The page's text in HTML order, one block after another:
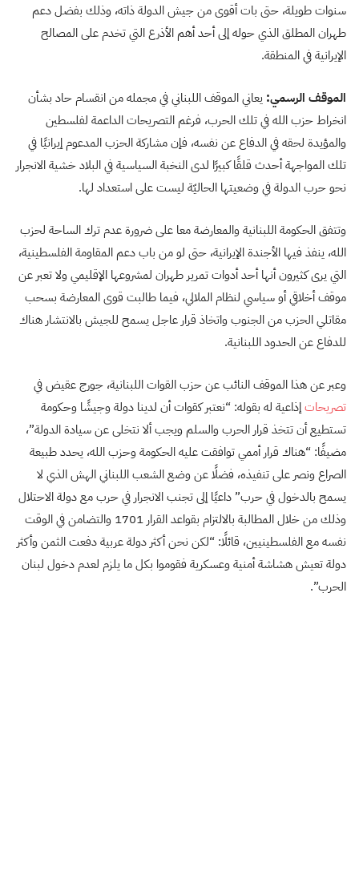
سنوات طويلة، حتى بات أقوى من جيش الدولة ذاته، وذلك بفضل دعم
طهران المطلق الذي حوله إلى أحد أهم الأذرع التي تخدم على المصالح
الإيرانية في المنطقة.
الموقف الرسمي: يعاني الموقف اللبناني في مجمله من انقسام حاد بشأن
انخراط حزب الله في تلك الحرب، فرغم التصريحات الداعمة لفلسطين
والمؤيدة لحقه في الدفاع عن نفسه، فإن مشاركة الحزب المدعوم إيرانيًا في
تلك المواجهة أحدث قلقًا كبيرًا لدى النخبة السياسية في البلاد خشية الانجرار
نحو حرب الدولة في وضعيتها الحاليّة ليست على استعداد لها.
وتتفق الحكومة اللبنانية والمعارضة معا على ضرورة عدم ترك الساحة لحزب
الله، ينفذ فيها الأجندة الإيرانية، حتى لو من باب دعم المقاومة الفلسطينية،
التي يرى كثيرون أنها أحد أدوات تمرير طهران لمشروعها الإقليمي ولا تعبر عن
موقف أخلاقي أو سياسي لنظام الملالي، فيما طالبت قوى المعارضة بسحب
مقاتلي الحزب من الجنوب واتخاذ قرار عاجل يسمح للجيش بالانتشار هناك
للدفاع عن الحدود اللبنانية.
وعبر عن هذا الموقف النائب عن حزب القوات اللبنانية، جورج عقيض في
تصريحاتإذاعية له بقوله: “نعتبر كقوات أن لدينا دولة وجيشًا وحكومة
تستطيع أن تتخذ قرار الحرب والسلم ويجب ألا نتخلى عن سيادة الدولة”،
مضيفًا: “هناك قرار أممي توافقت عليه الحكومة وحزب الله، يحدد طبيعة
الصراع ونصر على تنفيذه، فضلًا عن وضع الشعب اللبناني الهش الذي لا
يسمح بالدخول في حرب” داعيًا إلى تجنب الانجرار في حرب مع دولة الاحتلال
وذلك من خلال المطالبة بالالتزام بقواعد القرار 1701 والتضامن في الوقت
نفسه مع الفلسطينيين، قائلًا: “لكن نحن أكثر دولة عربية دفعت الثمن وأكثر
دولة تعيش هشاشة أمنية وعسكرية فقوموا بكل ما يلزم لعدم دخول لبنان
الحرب”.